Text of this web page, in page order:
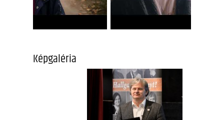
Képgaléria